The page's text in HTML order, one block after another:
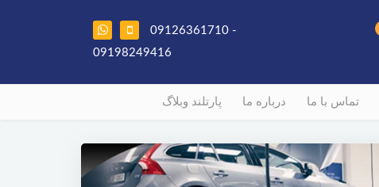
09126361710 -
09198249416
تماس با ما درباره ما پارتلند وبلاگ